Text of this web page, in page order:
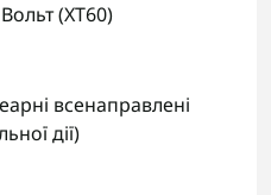
(XT60)
всенаправлені
дії)